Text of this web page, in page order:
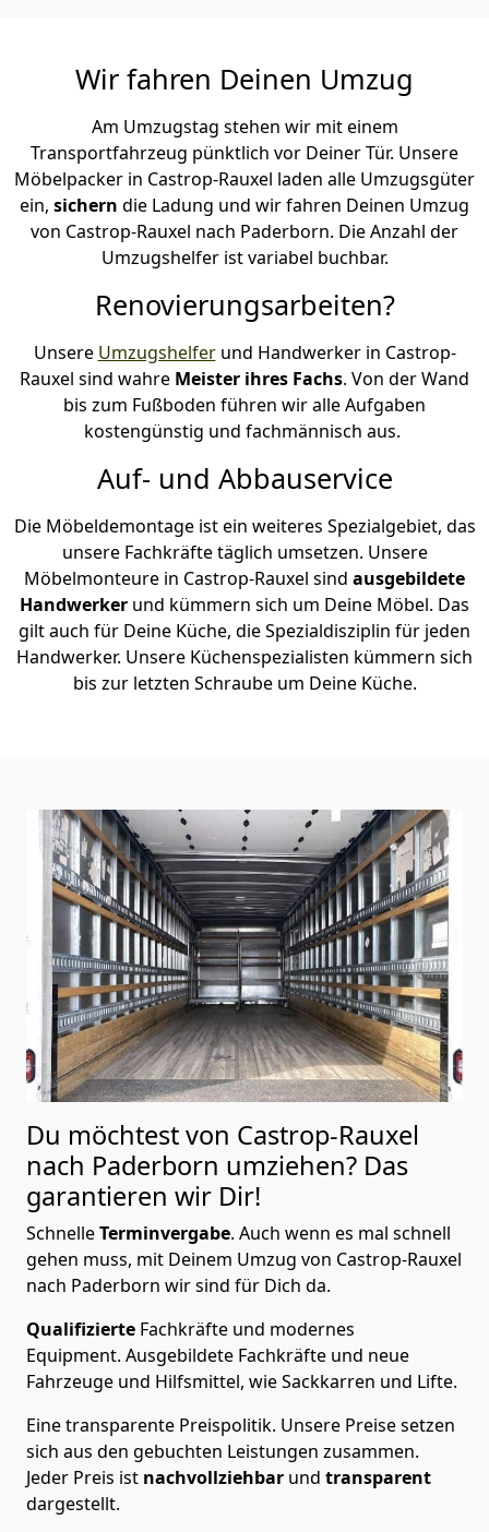
Wir fahren Deinen Umzug
Am Umzugstag stehen wir mit einem
Transportfahrzeug pünktlich vor Deiner Tür. Unsere
Möbelpacker in Castrop-Rauxel laden alle Umzugsgüter
ein, sichern die Ladung und wir fahren Deinen Umzug
von Castrop-Rauxel nach Paderborn. Die Anzahl der
Umzugshelfer ist variabel buchbar.
Renovierungsarbeiten?
Unsere Umzugshelferund Handwerker in Castrop-
Rauxel sind wahre Meister ihres Fachs. Von der Wand
bis zum Fußboden führen wir alle Aufgaben
kostengünstig und fachmännisch aus.
Auf- und Abbauservice
Die Möbeldemontage ist ein weiteres Spezialgebiet, das
unsere Fachkräfte täglich umsetzen. Unsere
Möbelmonteure in Castrop-Rauxel sind ausgebildete
Handwerker und kümmern sich um Deine Möbel. Das
gilt auch für Deine Küche, die Spezialdisziplin für jeden
Handwerker. Unsere Küchenspezialisten kümmern sich
bis zur letzten Schraube um Deine Küche.
Du möchtest von Castrop-Rauxel
nach Paderborn umziehen? Das
garantieren wir Dir!
SchnelleTerminvergabe. Auch wenn es mal schnell
gehen muss, mit Deinem Umzug von Castrop-Rauxel
nach Paderborn wir sind für Dich da.
Qualifizierte Fachkräfte und modernes
Equipment. Ausgebildete Fachkräfte und neue
Fahrzeuge und Hilfsmittel, wie Sackkarren und Lifte.
Eine transparente Preispolitik. Unsere Preise setzen
sich aus den gebuchten Leistungen zusammen.
Jeder Preis ist nachvollziehbar und transparent
dargestellt.